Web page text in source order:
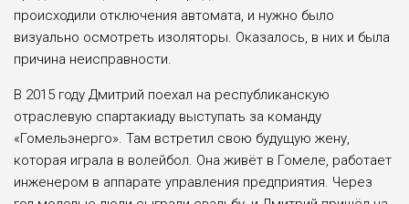
происходили отключения автомата, и нужно было
визуально осмотреть изоляторы. Оказалось, в них и была
причина неисправности.
В 2015 году Дмитрий поехал на республиканскую
отраслевую спартакиаду выступать за команду
«Гомельэнерго». Там встретил свою будущую жену,
которая играла в волейбол. Она живёт в Гомеле, работает
инженером в аппарате управления предприятия. Через